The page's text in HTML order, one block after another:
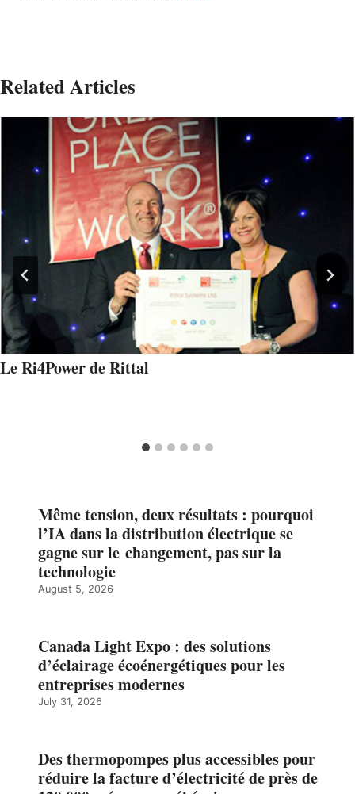
Related Articles
Le Ri4Power de Rittal
Même tension, deux résultats : pourquoi
l’IA dans la distribution électrique se
gagne sur le changement, pas sur la
technologie
August 5, 2026
Canada Light Expo : des solutions
d’éclairage écoénergétiques pour les
entreprises modernes
July 31, 2026
Des thermopompes plus accessibles pour
réduire la facture d’électricité de près de